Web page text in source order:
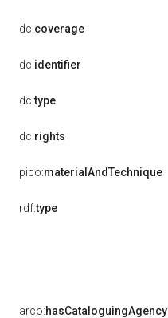
dc:coverage
dc:identifier
dc:type
dc:rights
pico:materialAndTechnique
rdf:type
arco:hasCataloguingAgency